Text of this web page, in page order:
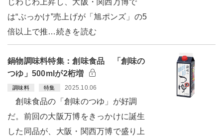
は“ぶっかけ”売上げが「旭ポンズ」の5
倍以上で推…続きを読む
鍋物調味料特集：創味食品 「創味の
つゆ」500mlが2桁増
調味料 特集 2025.10.06
創味食品の「創味のつゆ」が好調
だ。前回の大阪万博をきっかけに誕生
した同品が、大阪・関西万博で盛り上